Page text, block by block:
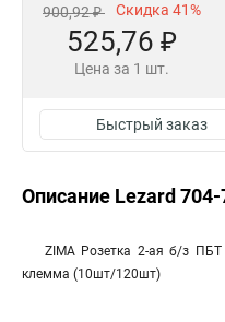
900,92 ₽ Скидка 41%
525,76 ₽
Цена за 1 шт.
Быстрый заказ
Описание Lezard 704-
ZIMA Розетка 2-ая б/з
клемма (10шт/120шт)